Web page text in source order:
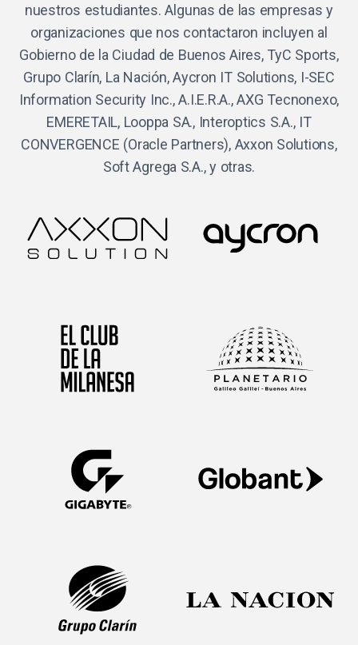
nuestros estudiantes. Algunas de las empresas y
organizaciones que nos contactaron incluyen al
Gobierno de la Ciudad de Buenos Aires, TyC Sports,
Grupo Clarín, La Nación, Aycron IT Solutions, I-SEC
Information Security Inc., A.I.E.R.A., AXG Tecnonexo,
EMERETAIL, Looppa SA., Interoptics S.A., IT
CONVERGENCE (Oracle Partners), Axxon Solutions,
Soft Agrega S.A., y otras.